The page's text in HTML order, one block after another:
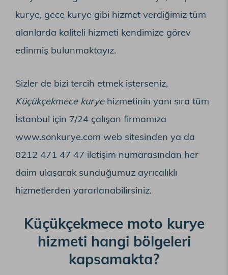
kurye, gece kurye gibi hizmet verdiğimiz tüm
alanlarda kaliteli hizmeti kendimize görev
edinmiş bulunmaktayız.
Sizler de bizi tercih etmek isterseniz,
Küçükçekmece kuryehizmetinin yanı sıra tüm
İstanbul için 7/24 çalışan firmamıza
www.sonkurye.com web sitesinden ya da
0212 471 47 47 iletişim numarasından her
daim ulaşarak sunduğumuz ayrıcalıklı
hizmetlerden yararlanabilirsiniz.
Küçükçekmece moto kurye
hizmeti hangi bölgeleri
kapsamakta?